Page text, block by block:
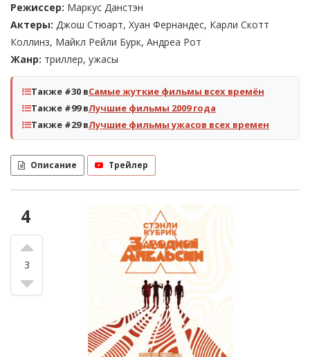
Режиссер: Маркус Данстэн
Актеры: Джош Стюарт, Хуан Фернандес, Карли Скотт
Коллинз, Майкл Рейли Бурк, Андреа Рот
Жанр: триллер, ужасы
Также #30 вСамые жуткие фильмы всех времён
Также #99 вЛучшие фильмы 2009 года
Также #29 вЛучшие фильмы ужасов всех времен
Описание Трейлер
4
3